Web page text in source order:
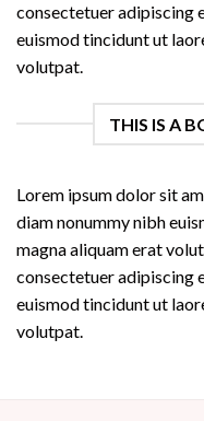
consectetuer adipiscing
euismod tincidunt ut
volutpat.
THIS IS A
Lorem ipsum dolor sit
diam nonummy nibh
magna aliquam erat
consectetuer adipiscing
euismod tincidunt ut
volutpat.